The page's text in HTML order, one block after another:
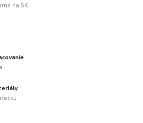
na SK